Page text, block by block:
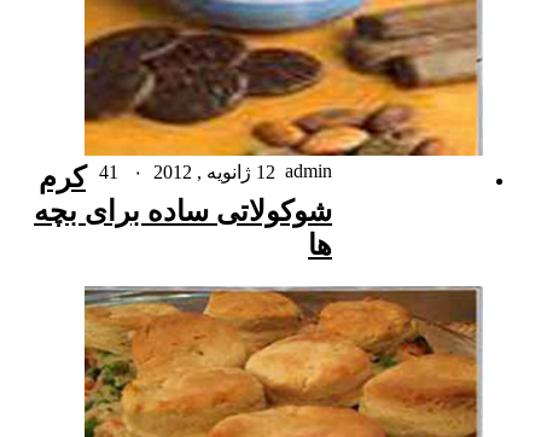
admin 12 ژانویه , 2012 ۰
کرم
شوکولاتی ساده برای بچه
ها